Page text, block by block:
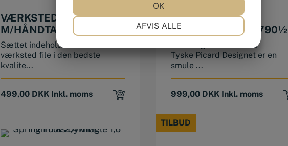
VÆRKSTEDS FILE SÆT
M/HÅNDTAG 200 MM
FIN
Sættet indeholder 5 stk
værksted file i den bedste
kvalite...
499,00 DKK Inkl. moms
PICARD
LÆGTEHAMMER 790½
Flot Lægtehammer fra
Tyske Picard Designet er en
smule ...
999,00 DKK Inkl. moms
TILBUD
TILBUD
MARKETING STATISTIK
AFVIS ALLE
OK